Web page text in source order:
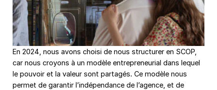
En 2024, nous avons choisi de nous structurer en SCOP,
car nous croyons à un modèle entrepreneurial dans lequel
le pouvoir et la valeur sont partagés. Ce modèle nous
permet de garantir l’indépendance de l’agence, et de